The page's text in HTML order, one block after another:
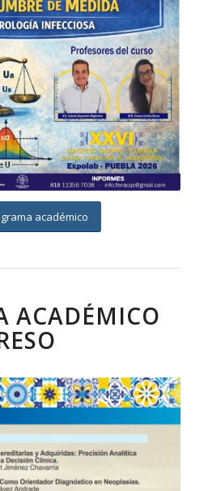
académico
ACADÉMICO